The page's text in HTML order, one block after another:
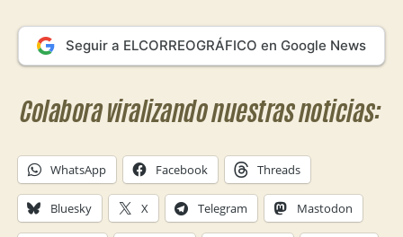
Seguir a ELCORREOGRÁFICO en Google News
Colabora viralizando nuestras noticias:
WhatsApp Facebook Threads
Bluesky X Telegram Mastodon